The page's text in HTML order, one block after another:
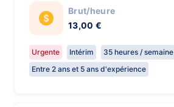
Brut/heure
13,00 €
Urgente Intérim
35 heures / semaine
Entre 2 ans et 5 ans d'expérience